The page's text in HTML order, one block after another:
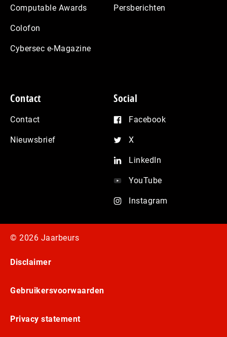
Computable Awards
Colofon
Cybersec e-Magazine
Persberichten
Contact
Contact
Nieuwsbrief
Social
Facebook
X
LinkedIn
YouTube
Instagram
© 2026 Jaarbeurs
Disclaimer
Gebruikersvoorwaarden
Privacy statement